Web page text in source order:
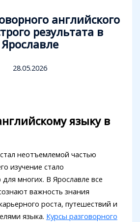
английского
результата в
Ярославле
28.05.2026
языку в
неотъемлемой частью
изучение стало
многих. В Ярославле все
важность знания
роста, путешествий и
языка. Курсы разговорного